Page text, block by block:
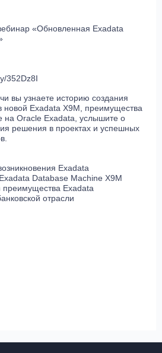
«Обновленная Exadata
352Dz8I
вы узнаете историю создания
Exadata X9M, преимущества
на Oracle Exadata, услышите о
решения в проектах и успешных
Exadata
Database Machine X9M
Exadata
отрасли